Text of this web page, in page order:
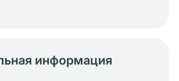
информация